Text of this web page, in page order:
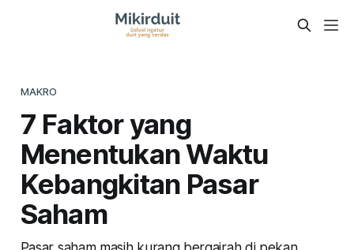
MAKRO
7 Faktor yang
Menentukan Waktu
Kebangkitan Pasar
Saham